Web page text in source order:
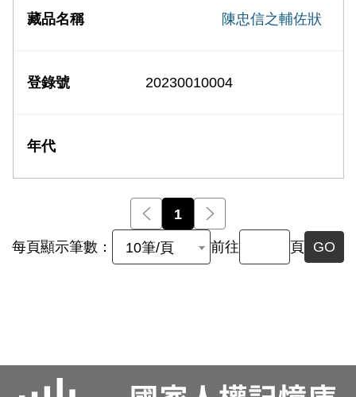
陳忠信之輔佐狀
20230010004
前一頁
1
每頁顯示筆數： 10筆/頁 前往 頁 GO